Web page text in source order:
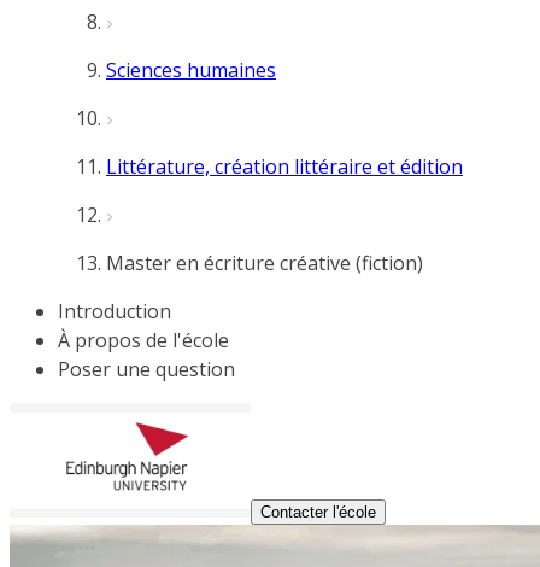
Sciences humaines
Littérature, création littéraire et édition
Master en écriture créative (fiction)
Introduction
À propos de l'école
Poser une question
Contacter l'école